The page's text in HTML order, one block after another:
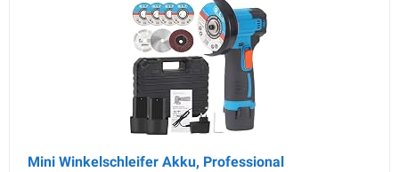
Mini Winkelschleifer Akku, Professional